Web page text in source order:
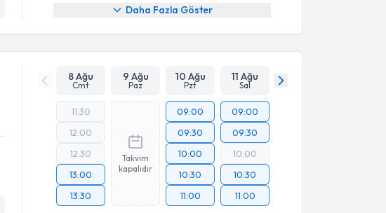
Daha Fazla Göster
8 Ağu
Cmt
9 Ağu
Paz
10 Ağu
Pzt
11 Ağu
Sal
11:30
12:00
12:30
13:00
13:30
Takvim
kapalıdır
09:00
09:30
10:00
10:30
11:00
09:00
09:30
10:00
10:30
11:00